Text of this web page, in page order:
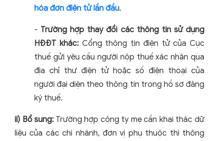
hóa đơn điện tử lần đầu.
- Trường hợp thay đổi các thông tin sử dụng
HĐĐT khác:Cổng thông tin điện tử của Cục
thuế gửi yêu cầu người nộp thuế xác nhận qua
địa chỉ thư điện tử hoặc số điện thoại của
người đại diện theo thông tin trong hồ sơ đăng
ký thuế.
ii) Bổ sung: Trường hợp công ty mẹ cần khai thác dữ
liệu của các chi nhánh, đơn vị phụ thuộc thì thông